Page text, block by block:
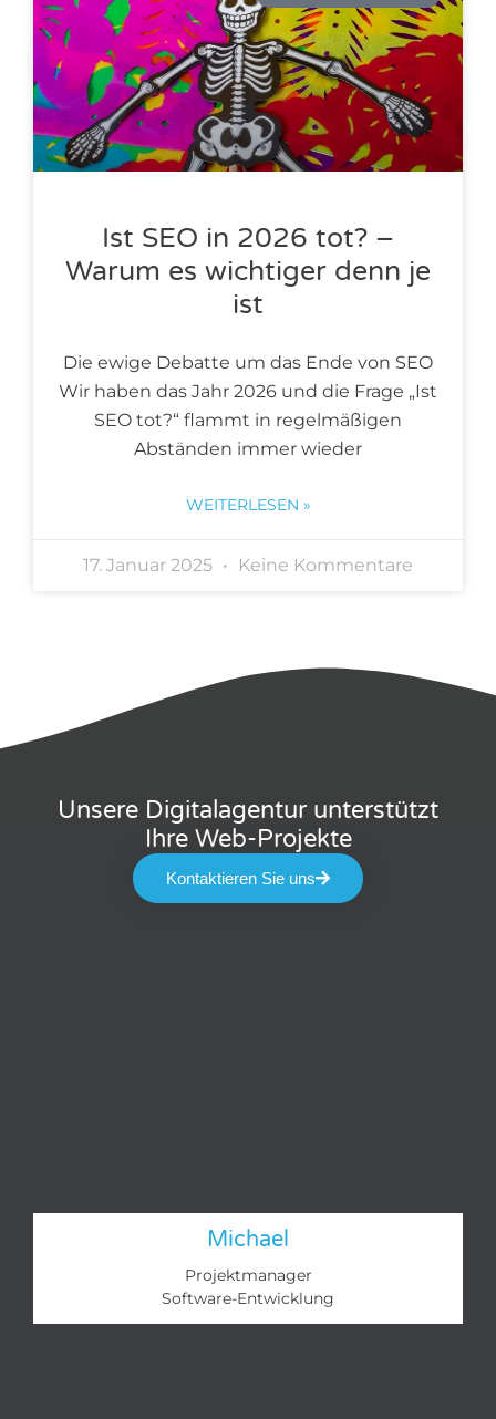
Ist SEO in 2026 tot? –
Warum es wichtiger denn je
ist
Die ewige Debatte um das Ende von SEO
Wir haben das Jahr 2026 und die Frage „Ist
SEO tot?“ flammt in regelmäßigen
Abständen immer wieder
WEITERLESEN »
17. Januar 2025 Keine Kommentare
Unsere Digitalagentur unterstützt
Ihre Web-Projekte
Kontaktieren Sie uns
Michael
Projektmanager
Software-Entwicklung